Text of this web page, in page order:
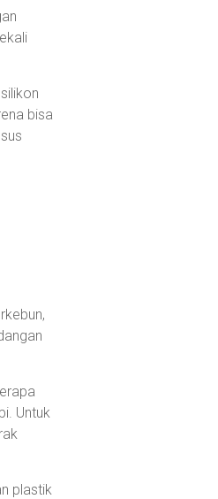
bisa
Untuk
plastik